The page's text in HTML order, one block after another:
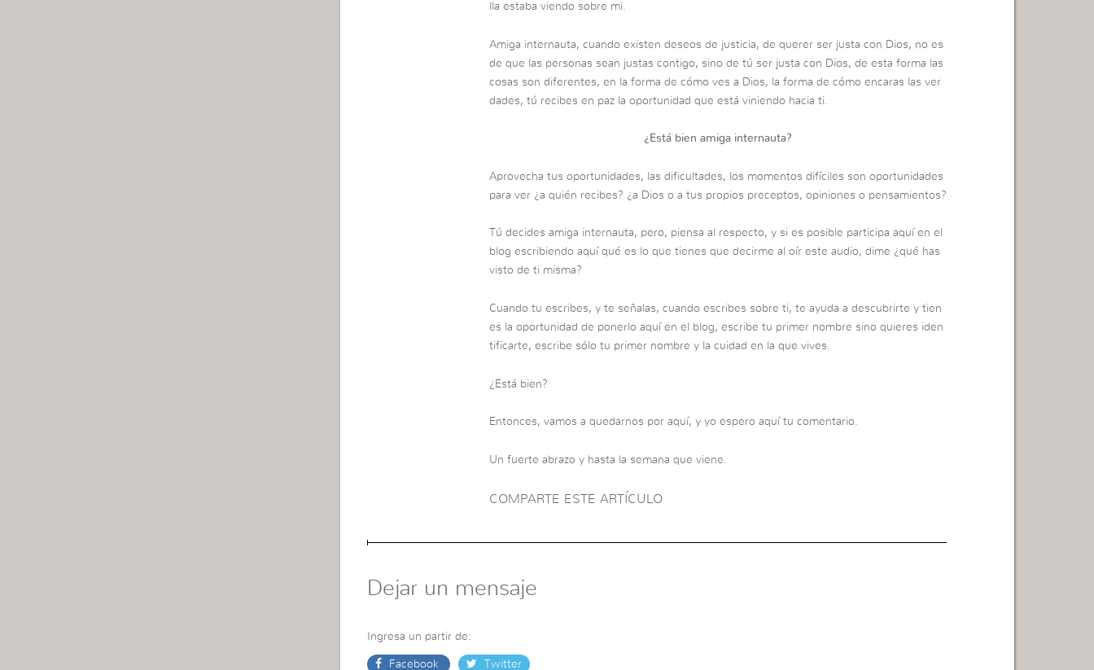
lla estaba viendo sobre mi.
Amiga internauta, cuando existen deseos de justicia, de querer ser justa con Dios, no es
de que las personas sean justas contigo, sino de tú ser justa con Dios, de esta forma las
cosas son diferentes, en la forma de cómo ves a Dios, la forma de cómo encaras las ver
dades, tú recibes en paz la oportunidad que está viniendo hacia ti.
¿Está bien amiga internauta?
Aprovecha tus oportunidades, las dificultades, los momentos difíciles son oportunidades
para ver ¿a quién recibes? ¿a Dios o a tus propios preceptos, opiniones o pensamientos?
Tú decides amiga internauta, pero, piensa al respecto, y si es posible participa aquí en el
blog escribiendo aquí qué es lo que tienes que decirme al oír este audio, dime ¿qué has
visto de ti misma?
Cuando tu escribes, y te señalas, cuando escribes sobre ti, te ayuda a descubrirte y tien
es la oportunidad de ponerlo aquí en el blog, escribe tu primer nombre sino quieres iden
tificarte, escribe sólo tu primer nombre y la cuidad en la que vives.
¿Está bien?
Entonces, vamos a quedarnos por aquí, y yo espero aquí tu comentario.
Un fuerte abrazo y hasta la semana que viene.
COMPARTE ESTE ARTÍCULO
Dejar un mensaje
Ingresa un partir de:
Facebook Twitter